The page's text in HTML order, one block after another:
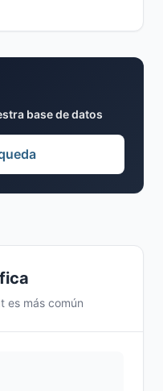
es más común
base de datos